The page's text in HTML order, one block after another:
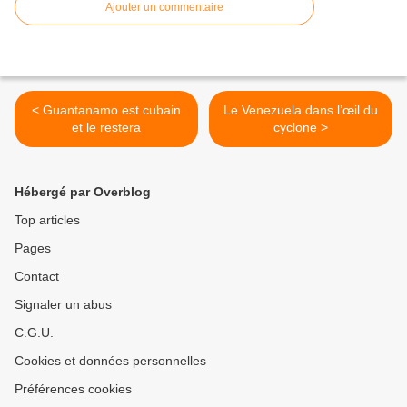
Ajouter un commentaire
< Guantanamo est cubain
et le restera
Le Venezuela dans l’œil du
cyclone >
Hébergé par Overblog
Top articles
Pages
Contact
Signaler un abus
C.G.U.
Cookies et données personnelles
Préférences cookies